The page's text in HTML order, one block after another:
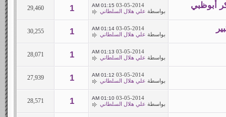
أبوظبي 03-05-2014
01:15 AM
بواسطة علي هلال السلطاني 1
29,460
03-05-2014
01:14 AM
بواسطة علي هلال السلطاني 1
30,255
03-05-2014
01:13 AM
بواسطة علي هلال السلطاني 1
28,071
03-05-2014
01:12 AM
بواسطة علي هلال السلطاني 1
27,939
03-05-2014
01:10 AM
بواسطة علي هلال السلطاني 1
28,571